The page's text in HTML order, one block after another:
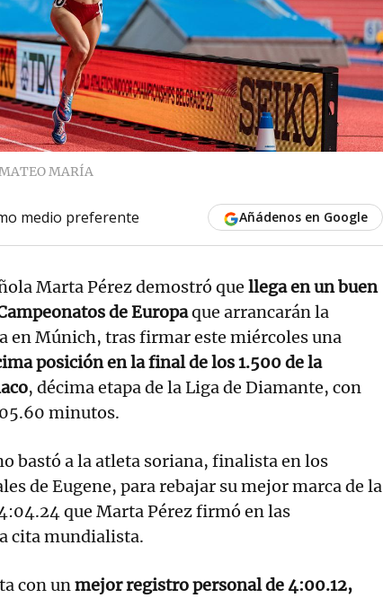
MARÍA
medio preferente Añádenos en Google
Marta Pérez demostró que llega en un buen
de Europaque arrancarán la
en Múnich, tras firmar este miércoles una
posición en la final de los 1.500 de la
, décima etapa de la Liga de Diamante, con
minutos.
bastó a la atleta soriana, finalista en los
de Eugene, para rebajar su mejor marca de la
que Marta Pérez firmó en las
cita mundialista.
con unmejor registro personal de 4:00.12,